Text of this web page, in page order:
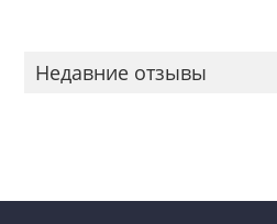
Недавние отзывы